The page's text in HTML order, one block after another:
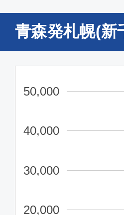
青森発札幌(新
20,000
30,000
40,000
50,000